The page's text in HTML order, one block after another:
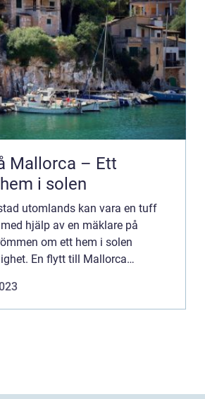
Mallorca – Ett
i solen
utomlands kan vara en tuff
hjälp av en mäklare på
om ett hem i solen
En flytt till Mallorca